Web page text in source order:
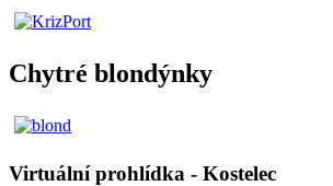
Chytré blondýnky
Virtuální prohlídka - Kostelec